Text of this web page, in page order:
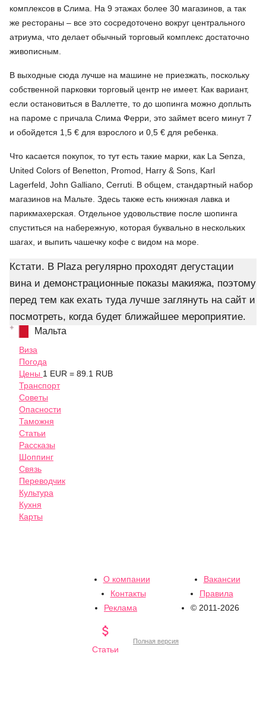
комплексов в Слима. На 9 этажах более 30 магазинов, а так
же рестораны – все это сосредоточено вокруг центрального
атриума, что делает обычный торговый комплекс достаточно
живописным.
В выходные сюда лучше на машине не приезжать, поскольку
собственной парковки торговый центр не имеет. Как вариант,
если остановиться в Валлетте, то до шопинга можно доплыть
на пароме с причала Слима Ферри, это займет всего минут 7
и обойдется 1,5 € для взрослого и 0,5 € для ребенка.
Что касается покупок, то тут есть такие марки, как La Senza,
United Colors of Benetton, Promod, Harry & Sons, Karl
Lagerfeld John Galliano Cerruti . В общем, стандартный набор
магазинов на Мальте. Здесь также есть книжная лавка и
парикмахерская. Отдельное удовольствие после шопинга
спуститься на набережную, которая буквально в нескольких
шагах, и выпить чашечку кофе с видом на море.
Кстати. В Plaza регулярно проходят дегустации
вина и демонстрационные показы макияжа, поэтому
перед тем как ехать туда лучше заглянуть на сайт и
посмотреть, когда будет ближайшее мероприятие.
Мальта
Виза
Погода
Цены 1 EUR = 89.1 RUB
Транспорт
Советы
Опасности
Таможня
Статьи
Рассказы
Шоппинг
Связь
Переводчик
Культура
Кухня
Карты
О компании
Вакансии
Контакты
Правила
Реклама
© 2011-2026

Статьи
Полная версия